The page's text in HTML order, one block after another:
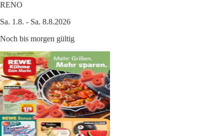
RENO
Sa. 1.8. - Sa. 8.8.2026
Noch bis morgen gültig